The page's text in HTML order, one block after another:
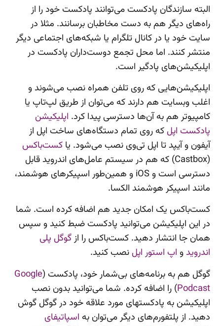
البته سازندگان پادکست می‌‌توانند پادکست خود را از
راه‌های دیگر هم به دست مخاطبان برسانند. مثلا در
سایت خود یا در کانال تلگرام یا شبکه‌های اجتماعی دیگر
منتشر کنند. اما محل تجمع دوست‌داران پادکست در
اپلیکیشن‌های پادگیر است.
اپلیکیشن‌هایی که روی تلفن همراه نصب می‌شوند و
اغلب وبسایت هم دارند که می‌توان از طریق لپ‌تاپ یا
کامپیوتر هم به آن‌ها دسترسی پیدا کرد. اپلیکیشن
پادکست اپل که روی تمام دستگاه‌های ساخت اپل از
آیفون و آیپد تا اپل تی‌وی نصب می‌شود. یا کست‌باکس
(Castbox) که هم در سیستم عامل‌های اندروید قابل
دسترسی است و iOS و همین‌طور اسپیکرهای هوشمند،
مانند اسپیکر هوشمند الکسا.
کست‌باکس یک امکان جدید هم اضافه کرده است. شما
در این اپلیکیشن می‌توانید پادکست ضبط کنید و سپس
همان جا انتشار دهید. کست‌باکس را ازگوگل پلی
اندروید و اپ استور اپل نصب کنید.
گوگل هم به برنامه‌های بی‌شمار خود، پادکست (Google
Podcast) را اضافه کرده. شما می‌توانید بدون نصب
اپلیکیشن به پادکستهای مورد علاقه خود در گوگل گوش
دهید. از پلتفورم‌های دیگر می‌توان به اسپاتیفای